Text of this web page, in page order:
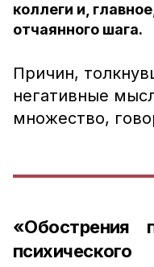
коллеги и,
отчаянного шага.
Причин,
негативные
множество,
«Обострения